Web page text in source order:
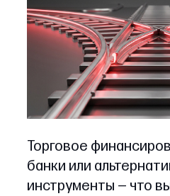
Торговое
банки или
инструменты — что